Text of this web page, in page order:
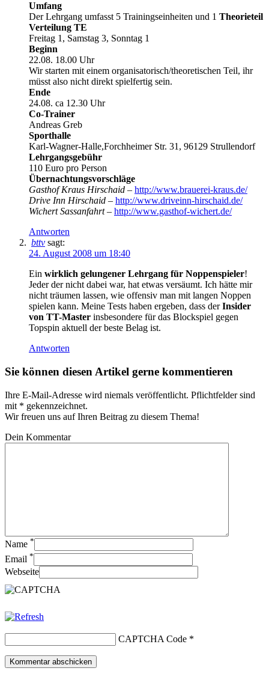
Umfang
Der Lehrgang umfasst 5 Trainingseinheiten und 1 Theorieteil
Verteilung TE
Freitag 1, Samstag 3, Sonntag 1
Beginn
22.08. 18.00 Uhr
Wir starten mit einem organisatorisch/theoretischen Teil, ihr
müsst also nicht direkt spielfertig sein.
Ende
24.08. ca 12.30 Uhr
Co-Trainer
Andreas Greb
Sporthalle
Karl-Wagner-Halle,Forchheimer Str. 31, 96129 Strullendorf
Lehrgangsgebühr
110 Euro pro Person
Übernachtungsvorschläge
Gasthof Kraus Hirschaid – http://www.brauerei-kraus.de/
Drive Inn Hirschaid – http://www.driveinn-hirschaid.de/
Wichert Sassanfahrt– http://www.gasthof-wichert.de/
Antworten
bttv sagt:
24. August 2008 um 18:40
Ein wirklich gelungener Lehrgang für Noppenspieler!
Jeder der nicht dabei war, hat etwas versäumt. Ich hätte mir
nicht träumen lassen, wie offensiv man mit langen Noppen
spielen kann. Meine Tests haben ergeben, dass derInsider
von TT-Master insbesondere für das Blockspiel gegen
Topspin aktuell der beste Belag ist.
Antworten
Sie können diesen Artikel gerne kommentieren
Ihre E-Mail-Adresse wird niemals veröffentlicht. Pflichtfelder sind
mit * gekennzeichnet.
Wir freuen uns auf Ihren Beitrag zu diesem Thema!
Dein Kommentar
Name *
Email *
Webseite
CAPTCHA Code *